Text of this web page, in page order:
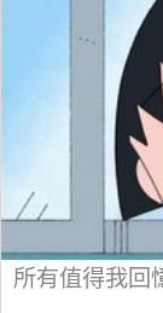
所有值得我回